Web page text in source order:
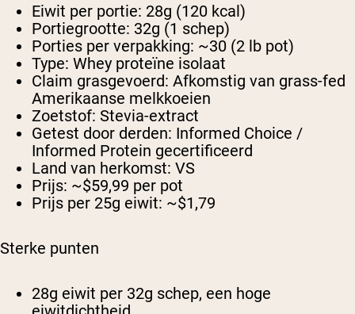
Eiwit per portie: 28g (120 kcal)
Portiegrootte: 32g (1 schep)
Porties per verpakking: ~30 (2 lb pot)
Type: Whey proteïne isolaat
Claim grasgevoerd: Afkomstig van grass-fed
Amerikaanse melkkoeien
Zoetstof: Stevia-extract
Getest door derden: Informed Choice /
Informed Protein gecertificeerd
Land van herkomst: VS
Prijs: ~$59,99 per pot
Prijs per 25g eiwit: ~$1,79
Sterke punten
28g eiwit per 32g schep, een hoge